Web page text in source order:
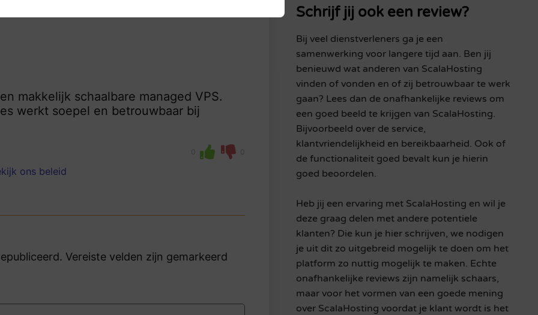
makkelijk schaalbare managed VPS.
werkt soepel en betrouwbaar bij
0 0
ons beleid
Vereiste velden zijn gemarkeerd
Schrijf jij ook een review?
Bij veel dienstverleners ga je een
samenwerking voor langere tijd aan. Ben jij
benieuwd wat anderen van ScalaHosting
vinden of vonden en of zij betrouwbaar te werk
gaan? Lees dan de onafhankelijke reviews om
een goed beeld te krijgen van ScalaHosting.
Bijvoorbeeld over de service,
klantvriendelijkheid en bereikbaarheid. Ook of
de functionaliteit goed bevalt kun je hierin
goed beoordelen.
Heb jij een ervaring met ScalaHosting en wil je
deze graag delen met andere potentiele
klanten? Die kun je hier schrijven, we nodigen
je uit dit zo uitgebreid mogelijk te doen om het
platform zo nuttig mogelijk te maken. Echte
onafhankelijke reviews zijn namelijk schaars,
maar voor het vormen van een goede mening
over ScalaHosting voordat je klant wordt is het